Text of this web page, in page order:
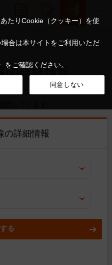
たりCookie（クッキー）を使
合は本サイトをご利用いただ
をご確認ください。
同意しない
の詳細情報
の詳細情報
る